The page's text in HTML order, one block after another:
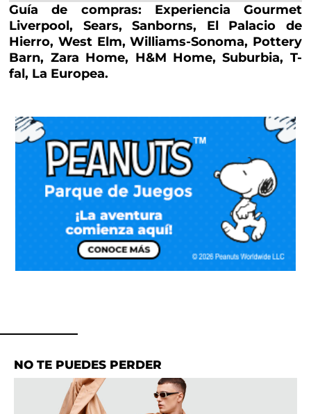
Guía de compras: Experiencia Gourmet
Liverpool, Sears, Sanborns, El Palacio de
Hierro, West Elm, Williams-Sonoma, Pottery
Barn, Zara Home, H&M Home, Suburbia, T-
fal, La Europea.
NO TE PUEDES PERDER